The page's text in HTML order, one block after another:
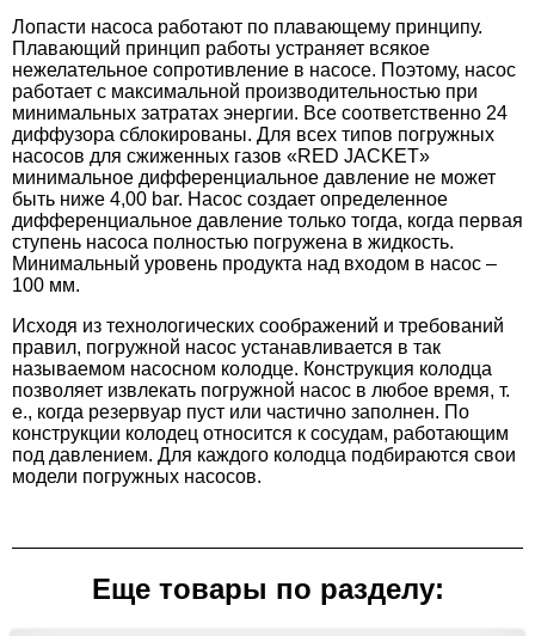
Лопасти насоса работают по плавающему принципу.
Плавающий принцип работы устраняет всякое
нежелательное сопротивление в насосе. Поэтому, насос
работает с максимальной производительностью при
минимальных затратах энергии. Все соответственно 24
диффузора сблокированы. Для всех типов погружных
насосов для сжиженных газов «RED JACKET»
минимальное дифференциальное давление не может
быть ниже 4,00 bar. Насос создает определенное
дифференциальное давление только тогда, когда первая
ступень насоса полностью погружена в жидкость.
Минимальный уровень продукта над входом в насос –
100 мм.
Исходя из технологических соображений и требований
правил, погружной насос устанавливается в так
называемом насосном колодце. Конструкция колодца
позволяет извлекать погружной насос в любое время, т.
е., когда резервуар пуст или частично заполнен. По
конструкции колодец относится к сосудам, работающим
под давлением. Для каждого колодца подбираются свои
модели погружных насосов.
Еще товары по разделу: